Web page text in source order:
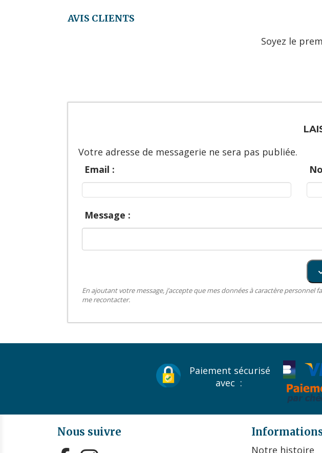
AVIS CLIENTS
Soyez le
Votre adresse de messagerie ne sera pas publiée.
Email :
Message :
En ajoutant votre message, j’accepte que mes données à caractère
me recontacter.
Paiement sécurisé
avec :
Nous suivre
Notre histoire